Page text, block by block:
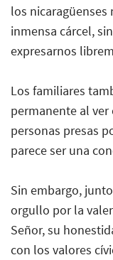
los
inmensa cárcel,
expresarnos
Los familiares
permanente al
personas presas
parece ser una
Sin embargo,
orgullo por la
Señor, su
con los valores